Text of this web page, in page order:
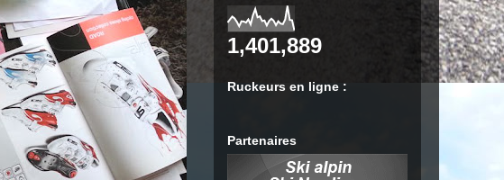
1,401,889
Ruckeurs en ligne :
Partenaires